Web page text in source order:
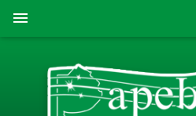
menu